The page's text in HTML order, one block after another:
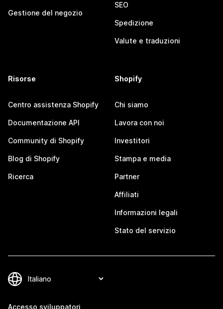
Gestione del negozio
SEO
Spedizione
Valute e traduzioni
Risorse
Centro assistenza Shopify
Documentazione API
Community di Shopify
Blog di Shopify
Ricerca
Shopify
Chi siamo
Lavora con noi
Investitori
Stampa e media
Partner
Affiliati
Informazioni legali
Stato del servizio
Accesso sviluppatori